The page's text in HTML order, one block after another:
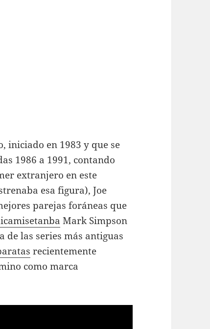
iniciado en 1983 y que se
1986 a 1991, contando
extranjero en este
esa figura), Joe
parejas foráneas que
Mark Simpson
de las series más antiguas
recientemente
como marca